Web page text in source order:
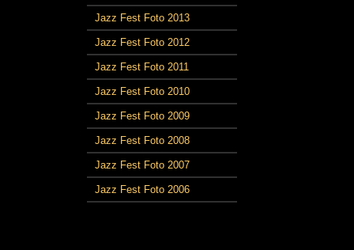
Jazz Fest Foto 2013
Jazz Fest Foto 2012
Jazz Fest Foto 2011
Jazz Fest Foto 2010
Jazz Fest Foto 2009
Jazz Fest Foto 2008
Jazz Fest Foto 2007
Jazz Fest Foto 2006